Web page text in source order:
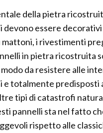
della pietra
devono essere decorativi
mattoni, i rivestimenti
in pietra ricostruita
da resistere alle
e totalmente predisposti
tipi di catastrofi
pannelli sta nel fatto
rispetto alle